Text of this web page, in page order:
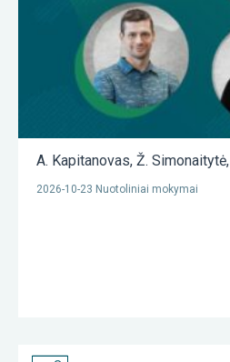
A. Kapitanovas, Ž. Simonaitytė,
2026-10-23 Nuotoliniai mokymai